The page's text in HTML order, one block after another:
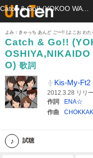
Catch & Go!! (YOKOO WATARU,MIYATA TOSHIYA,NIKAIDO TAKASHI,SENGA KENTO) 歌詞 Kis-My-Ft2 ふりがな付
よみ：きゃっち あんど ごー!! (よこお わ
Catch & Go!!
O) 歌詞
Kis-My-Ft2
2012.3.28 リリ
作詞
ENA☆
作曲
試聴